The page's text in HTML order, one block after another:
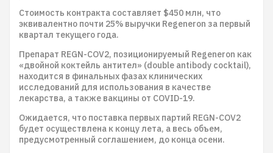
Стоимость контракта составляет $450 млн, что
эквивалентно почти 25% выручки Regeneron за первый
квартал текущего года.
Препарат REGN-COV2, позиционируемый Regeneron как
«двойной коктейль антител» (double antibody cocktail),
находится в финальных фазах клинических
исследований для использования в качестве
лекарства, а также вакцины от COVID-19.
Ожидается, что поставка первых партий REGN-COV2
будет осуществлена к концу лета, а весь объем,
предусмотренный соглашением, до конца осени.